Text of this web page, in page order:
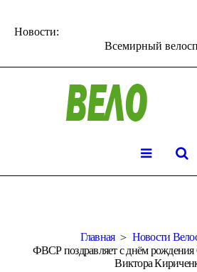
Новости:
Всемирный
Главная
Новости
ФВСР поздравляет с днём рождения
Виктора